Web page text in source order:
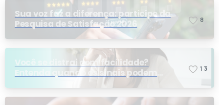
Sua voz faz a diferença: participe da
Pesquisa de Satisfação 2026
8
Você se distrai com facilidade?
Entenda quando os sinais podem
1 3